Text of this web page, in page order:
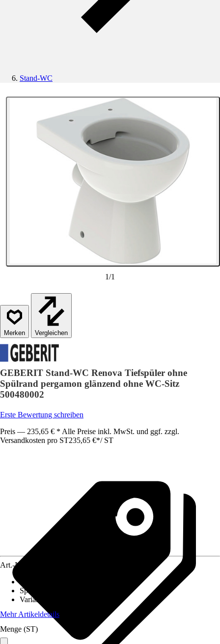
Stand-WC
1/1
Vergleichen
GEBERIT Stand-WC Renova Tiefspüler ohne
Spülrand pergamon glänzend ohne WC-Sitz
500480002
Erste Bewertung schreiben
Preis — 235,65 € * Alle Preise inkl. MwSt. und ggf. zzgl.
Versandkosten pro ST235,65 €*/ ST
Art.-Nr.
Spülrand
Variante
Mehr Artikeldetails
Menge (ST)